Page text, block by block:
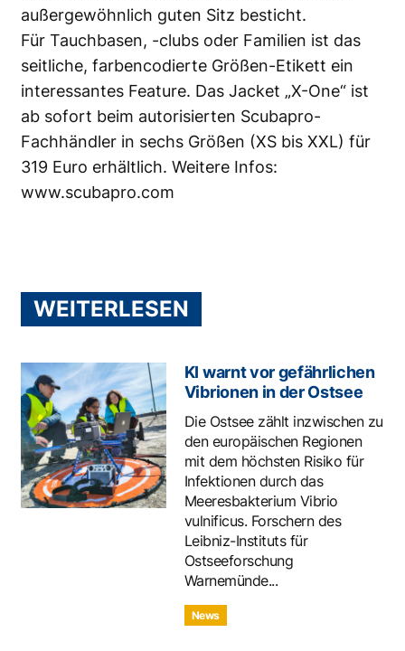
außergewöhnlich guten Sitz besticht.
Für Tauchbasen, -clubs oder Familien ist das
seitliche, farbencodierte Größen-Etikett ein
interessantes Feature. Das Jacket „X-One“ ist
ab sofort beim autorisierten Scubapro-
Fachhändler in sechs Größen (XS bis XXL) für
319 Euro erhältlich. Weitere Infos:
www.scubapro.com
WEITERLESEN
KI warnt vor gefährlichen
Vibrionen in der Ostsee
Die Ostsee zählt inzwischen zu
den europäischen Regionen
mit dem höchsten Risiko für
Infektionen durch das
Meeresbakterium Vibrio
vulnificus. Forschern des
Leibniz-Instituts für
Ostseeforschung
Warnemünde...
News